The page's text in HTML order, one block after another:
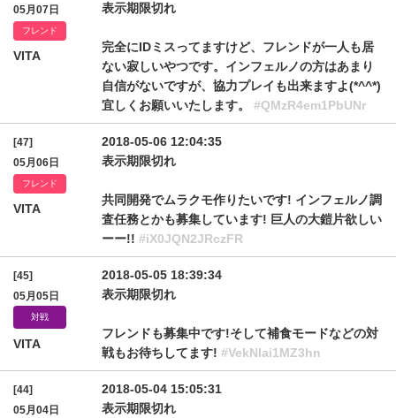
05月07日
フレンド
VITA
表示期限切れ
完全にIDミスってますけど、フレンドが一人も居
ない寂しいやつです。インフェルノの方はあまり
自信がないですが、協力プレイも出来ますよ(*^^*)
宜しくお願いいたします。 #QMzR4em1PbUNr
[47]
05月06日
フレンド
VITA
2018-05-06 12:04:35
表示期限切れ
共同開発でムラクモ作りたいです! インフェルノ調
査任務とかも募集しています! 巨人の大鎧片欲しい
ーー!! #iX0JQN2JRczFR
[45]
05月05日
対戦
VITA
2018-05-05 18:39:34
表示期限切れ
フレンドも募集中です!そして補食モードなどの対
戦もお待ちしてます! #VekNIai1MZ3hn
[44]
05月04日
2018-05-04 15:05:31
表示期限切れ